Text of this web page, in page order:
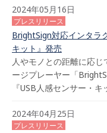
2024年05月16日
プレスリリース
BrightSign対応インタラ
キット』発売
人やモノとの距離に応
ージプレーヤー「
『USB人感センサー・
2024年04月25日
プレスリリース